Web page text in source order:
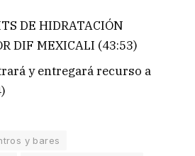
DE HIDRATACIÓN
DIF MEXICALI (43:53)
y entregará recurso a
y bares